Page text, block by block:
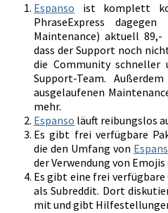
Espanso ist komplett
PhraseExpress
Maintenance) aktuell 89,-
dass der Support noch
die Community schneller
Support-Team.
ausgelaufenen
mehr.
Espanso läuft reibungslos
Es gibt frei verfügbare
die den Umfang von
der Verwendung von
Es gibt eine frei
als Subreddit. Dort
mit und gibt